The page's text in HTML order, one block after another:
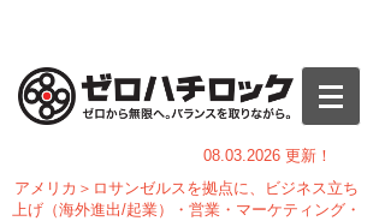
08.03.2026 更新！
アメリカ＞ロサンゼルスを拠点に、ビジネス立ち
上げ（海外進出/起業）・営業・マーケティング・